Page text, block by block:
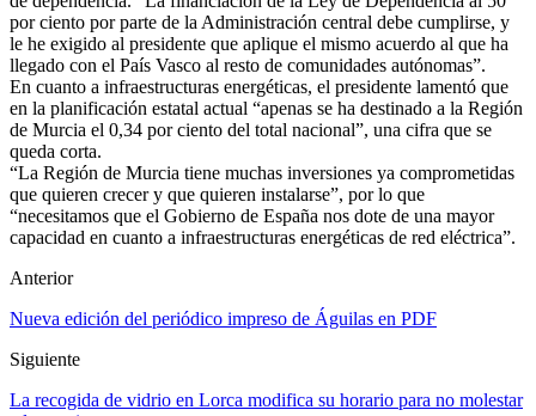
por ciento por parte de la Administración central debe cumplirse, y
le he exigido al presidente que aplique el mismo acuerdo al que ha
llegado con el País Vasco al resto de comunidades autónomas”.
En cuanto a infraestructuras energéticas, el presidente lamentó que
en la planificación estatal actual “apenas se ha destinado a la Región
de Murcia el 0,34 por ciento del total nacional”, una cifra que se
queda corta.
“La Región de Murcia tiene muchas inversiones ya comprometidas
que quieren crecer y que quieren instalarse”, por lo que
“necesitamos que el Gobierno de España nos dote de una mayor
capacidad en cuanto a infraestructuras energéticas de red eléctrica”.
Anterior
Nueva edición del periódico impreso de Águilas en PDF
Siguiente
La recogida de vidrio en Lorca modifica su horario para no molestar